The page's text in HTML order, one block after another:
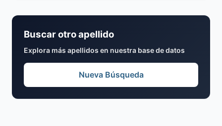
Buscar otro apellido
Explora más apellidos en nuestra base de datos
Nueva Búsqueda